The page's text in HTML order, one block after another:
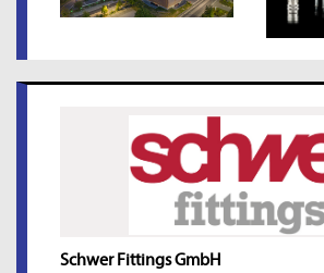
Schwer Fittings GmbH